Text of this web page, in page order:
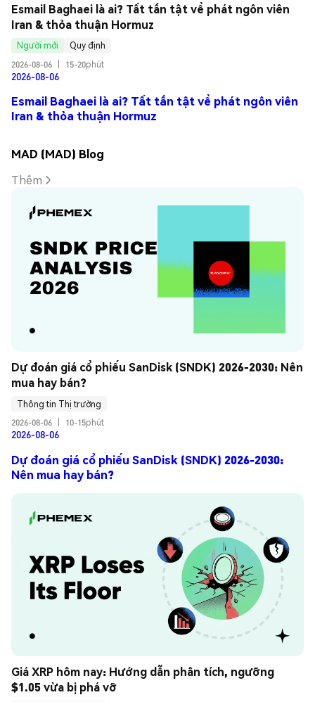
Esmail Baghaei là ai? Tất tần tật về phát ngôn viên
Iran & thỏa thuận Hormuz
Người mới
Quy định
2026-08-06
15-20phút
2026-08-06
Esmail Baghaei là ai? Tất tần tật về phát ngôn viên
Iran & thỏa thuận Hormuz
MAD (MAD) Blog
Thêm
Dự đoán giá cổ phiếu SanDisk (SNDK) 2026-2030: Nên
mua hay bán?
Thông tin Thị trường
2026-08-06
10-15phút
2026-08-06
Dự đoán giá cổ phiếu SanDisk (SNDK) 2026-2030:
Nên mua hay bán?
Giá XRP hôm nay: Hướng dẫn phân tích, ngưỡng
$1.05 vừa bị phá vỡ